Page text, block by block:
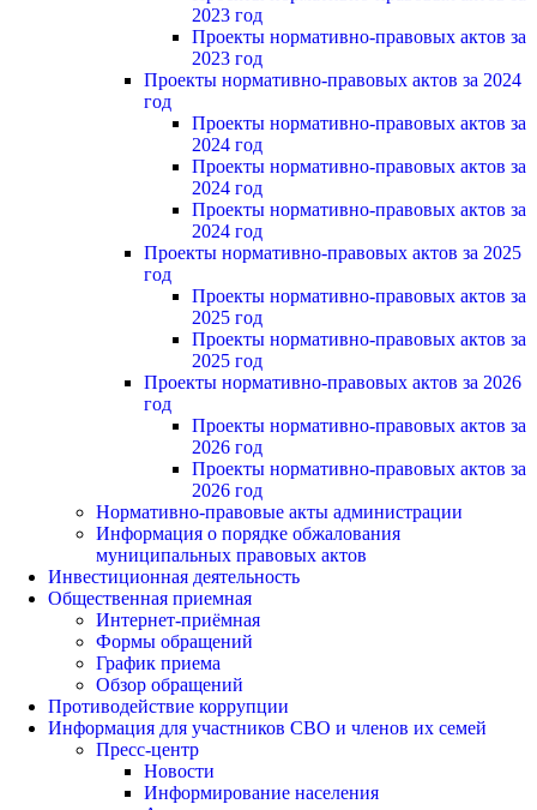
2023 год
Проекты нормативно-правовых актов за
2023 год
Проекты нормативно-правовых актов за 2024
год
Проекты нормативно-правовых актов за
2024 год
Проекты нормативно-правовых актов за
2024 год
Проекты нормативно-правовых актов за
2024 год
Проекты нормативно-правовых актов за 2025
год
Проекты нормативно-правовых актов за
2025 год
Проекты нормативно-правовых актов за
2025 год
Проекты нормативно-правовых актов за 2026
год
Проекты нормативно-правовых актов за
2026 год
Проекты нормативно-правовых актов за
2026 год
Нормативно-правовые акты администрации
Информация о порядке обжалования
муниципальных правовых актов
Инвестиционная деятельность
Общественная приемная
Интернет-приёмная
Формы обращений
График приема
Обзор обращений
Противодействие коррупции
Информация для участников СВО и членов их семей
Пресс-центр
Новости
Информирование населения